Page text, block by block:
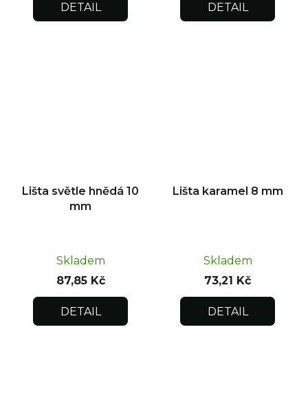
DETAIL DETAIL
Lišta světle hnědá 10
mm
Skladem
87,85 Kč
DETAIL
Lišta karamel 8 mm
Skladem
73,21 Kč
DETAIL